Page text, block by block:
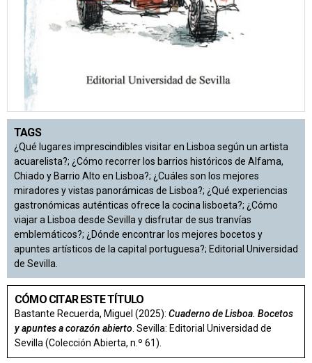
TAGS
¿Qué lugares imprescindibles visitar en Lisboa según un artista
acuarelista?; ¿Cómo recorrer los barrios históricos de Alfama,
Chiado y Barrio Alto en Lisboa?; ¿Cuáles son los mejores
miradores y vistas panorámicas de Lisboa?; ¿Qué experiencias
gastronómicas auténticas ofrece la cocina lisboeta?; ¿Cómo
viajar a Lisboa desde Sevilla y disfrutar de sus tranvías
emblemáticos?; ¿Dónde encontrar los mejores bocetos y
apuntes artísticos de la capital portuguesa?; Editorial Universidad
de Sevilla.
CÓMO CITAR ESTE TÍTULO
Bastante Recuerda, Miguel (2025): Cuaderno de Lisboa. Bocetos
y apuntes a corazón abierto . Sevilla: Editorial Universidad de
Sevilla (Colección Abierta, n.º 61).